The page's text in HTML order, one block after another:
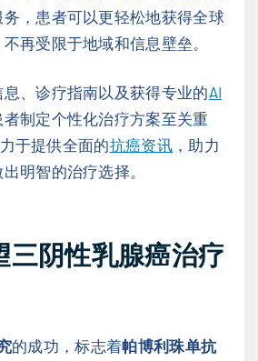
务，患者可以更轻松地获得全球
再受限于地域和信息壁垒。
、诊疗指南以及获得专业的AI
者制定个性化治疗方案至关重
于提供全面的抗癌资讯 ，助力
明智的治疗选择。
三阴性乳腺癌治疗
的成功，标志着帕博利珠单抗